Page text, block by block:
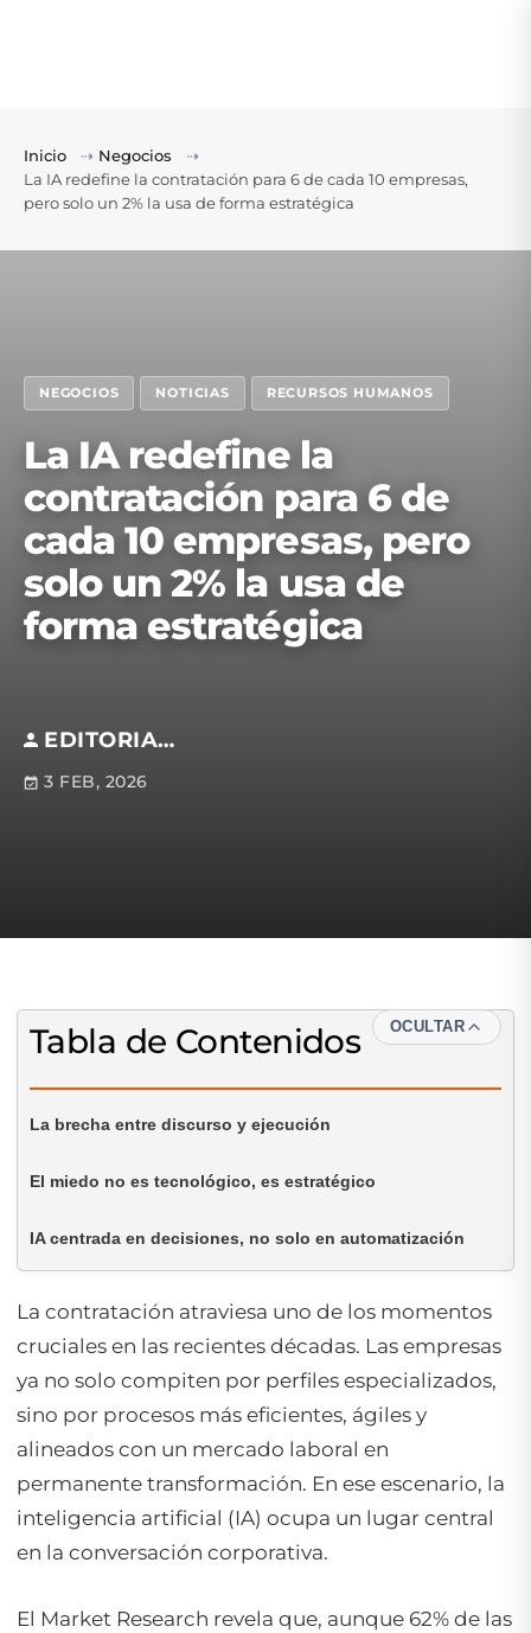
Inicio ⇢ Negocios
⇢
La IA redefine la contratación para 6 de cada 10 empresas,
pero solo un 2% la usa de forma estratégica
NEGOCIOS NOTICIAS RECURSOS HUMANOS
La IA redefine la
contratación para 6 de
cada 10 empresas, pero
solo un 2% la usa de
forma estratégica
EDITORIAL S.M
3 FEB, 2026
Tabla de Contenidos OCULTAR
La brecha entre discurso y ejecución
El miedo no es tecnológico, es estratégico
IA centrada en decisiones, no solo en automatización
La contratación atraviesa uno de los momentos
cruciales en las recientes décadas. Las empresas
ya no solo compiten por perfiles especializados,
sino por procesos más eficientes, ágiles y
alineados con un mercado laboral en
permanente transformación. En ese escenario, la
inteligencia artificial (IA) ocupa un lugar central
en la conversación corporativa.
El Market Research revela que, aunque 62% de las